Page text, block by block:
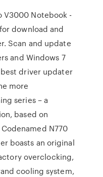
V3000 Notebook -
download and
Scan and update
and Windows 7
driver updater
more
series – a
based on
N770
boasts an original
overclocking,
cooling system,